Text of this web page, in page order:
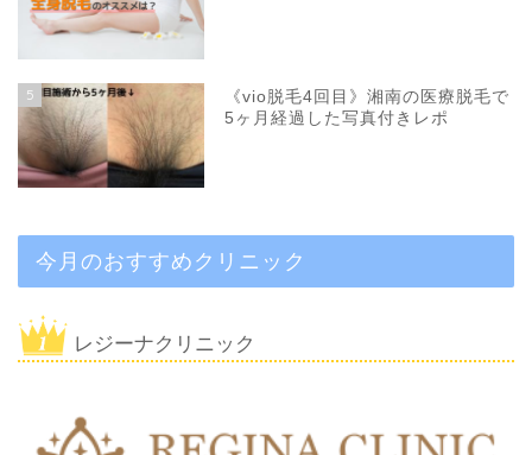
5
《vio脱毛4回目》湘南の医療脱毛で
5ヶ月経過した写真付きレポ
今月のおすすめクリニック
レジーナクリニック